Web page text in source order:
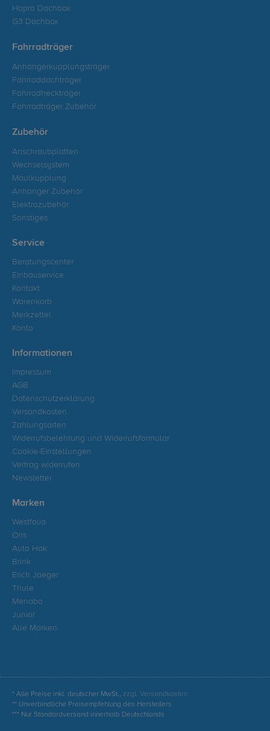
Hapro Dachbox
G3 Dachbox
Fahrradträger
Anhängerkupplungsträger
Fahrraddachträger
Fahrradheckträger
Fahrradträger Zubehör
Zubehör
Anschraubplatten
Wechselsystem
Maulkupplung
Anhänger Zubehör
Elektrozubehör
Sonstiges
Service
Beratungscenter
Einbauservice
Kontakt
Warenkorb
Merkzettel
Konto
Informationen
Impressum
AGB
Datenschutzerklärung
Versandkosten
Zahlungsarten
Widerrufsbelehrung und Widerrufsformular
Cookie-Einstellungen
Vertrag widerrufen
Newsletter
Marken
Westfalia
Oris
Auto Hak
Brink
Erich Jaeger
Thule
Menabo
Junior
Alle Marken
* Alle Preise inkl. deutscher MwSt., zzgl. Versandkosten
** Unverbindliche Preisempfehlung des Herstellers
*** Nur Standardversand innerhalb Deutschlands